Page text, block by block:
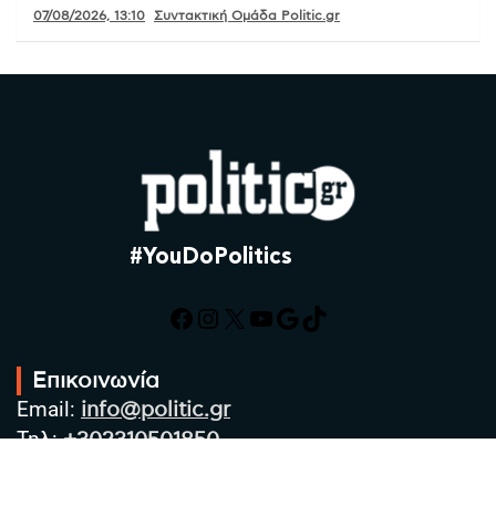
07/08/2026, 13:10 Συντακτική Ομάδα Politic.gr
#YouDoPolitics
Facebook
Instagram
X YouTube
Google
TikTok
Επικοινωνία
Email: info@politic.gr
Τηλ:+302310501850